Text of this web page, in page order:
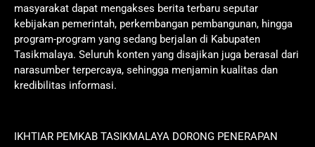
masyarakat dapat mengakses berita terbaru seputar
kebijakan pemerintah, perkembangan pembangunan, hingga
program-program yang sedang berjalan di Kabupaten
Tasikmalaya. Seluruh konten yang disajikan juga berasal dari
narasumber terpercaya, sehingga menjamin kualitas dan
kredibilitas informasi.
IKHTIAR PEMKAB TASIKMALAYA DORONG PENERAPAN